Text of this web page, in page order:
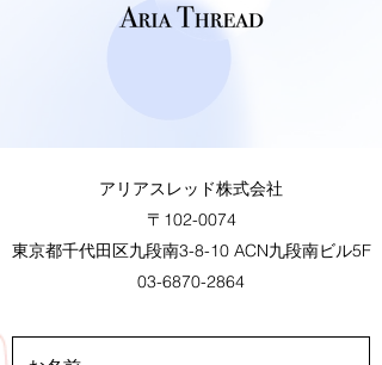
​アリアスレッド株式会社​
〒102-0074
東京都千代田区九段南3-8-10 ACN九段南ビル5F
03-6870-2864